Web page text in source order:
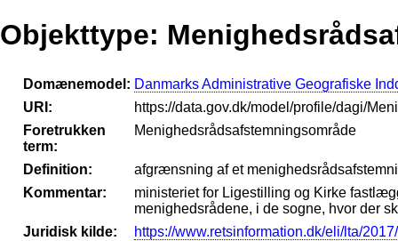
Objekttype:
Domænemodel: Danmarks Administrative Geografiske
URI:
https://data.gov.dk/model/profile/dagi/
Foretrukken
term:
Menighedsrådsafstemningsområde
Definition:
afgrænsning af et
Kommentar:
ministeriet for Ligestilling og Kirke
menighedsrådene, i de sogne, hvor der
Juridisk kilde:
https://www.retsinformation.dk/eli/lta/